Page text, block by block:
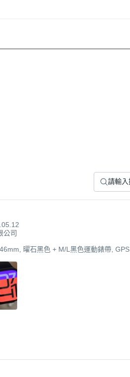
公司
曜石黑色 + M/L黑色運動錶帶, GPS